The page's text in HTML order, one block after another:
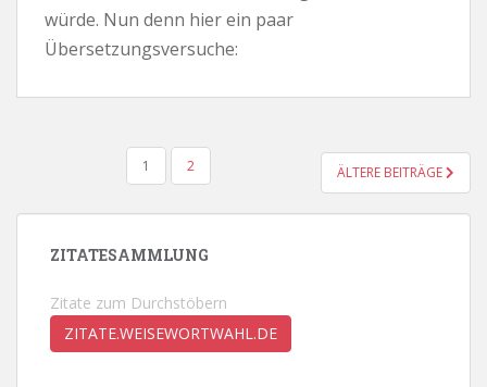
würde. Nun denn hier ein paar
Übersetzungsversuche:
SEITENNUMMERIERUNG
BEITRÄGE
1 2 ÄLTERE BEITRÄGE
ZITATESAMMLUNG
Zitate zum Durchstöbern
ZITATE.WEISEWORTWAHL.DE